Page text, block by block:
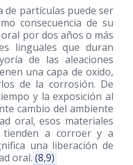
de partículas puede ser
consecuencia de su
por dos años o más
linguales que duran
de las aleaciones
una capa de oxido,
de la corrosión. De
y la exposición al
cambio del ambiente
oral, esos materiales
tienden a corroer y a
una liberación de
oral. (8,9)